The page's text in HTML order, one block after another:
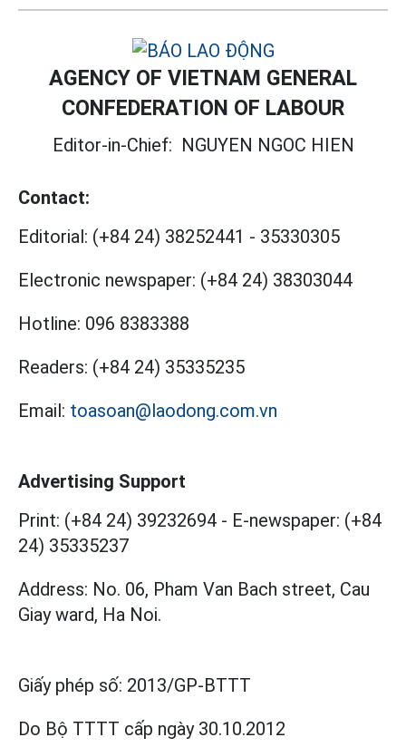
AGENCY OF VIETNAM GENERAL
CONFEDERATION OF LABOUR
Editor-in-Chief: NGUYEN NGOC HIEN
Contact:
Editorial: (+84 24) 38252441 - 35330305
Electronic newspaper: (+84 24) 38303044
Hotline: 096 8383388
Readers: (+84 24) 35335235
Email: toasoan@laodong.com.vn
Advertising Support
Print: (+84 24) 39232694 - E-newspaper: (+84
24) 35335237
Address: No. 06, Pham Van Bach street, Cau
Giay ward, Ha Noi.
Giấy phép số: 2013/GP-BTTT
Do Bộ TTTT cấp ngày 30.10.2012